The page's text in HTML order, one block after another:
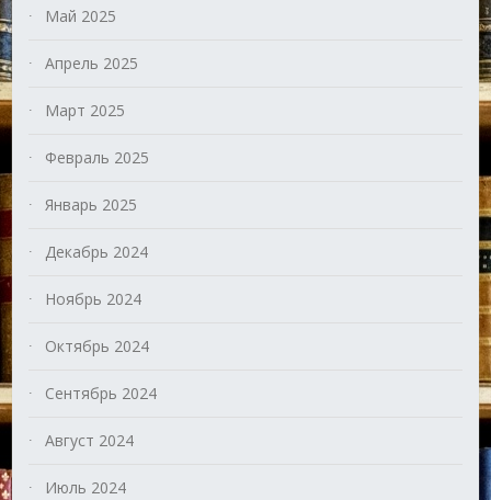
Май 2025
Апрель 2025
Март 2025
Февраль 2025
Январь 2025
Декабрь 2024
Ноябрь 2024
Октябрь 2024
Сентябрь 2024
Август 2024
Июль 2024